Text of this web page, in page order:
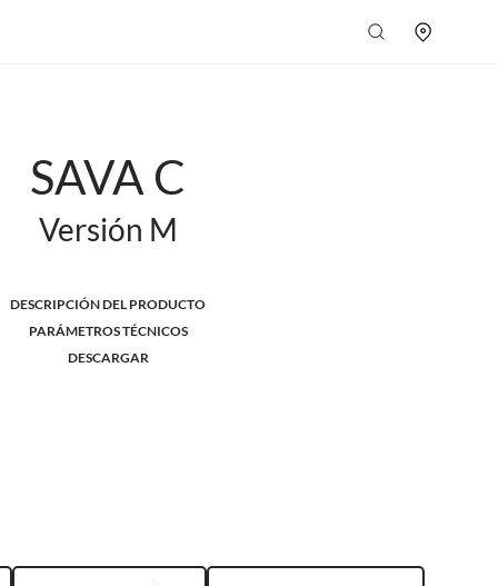
SAVA C
Versión M
DESCRIPCIÓN DEL PRODUCTO
PARÁMETROS TÉCNICOS
DESCARGAR